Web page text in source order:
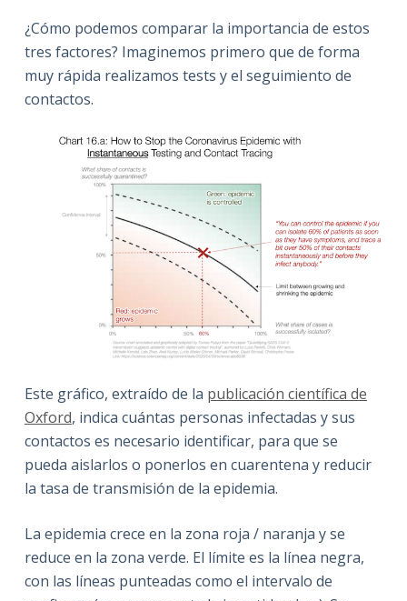
¿Cómo podemos comparar la importancia de estos
tres factores? Imaginemos primero que de forma
muy rápida realizamos tests y el seguimiento de
contactos.
Este gráfico, extraído de la publicación científica de
Oxford, indica cuántas personas infectadas y sus
contactos es necesario identificar, para que se
pueda aislarlos o ponerlos en cuarentena y reducir
la tasa de transmisión de la epidemia.
La epidemia crece en la zona roja / naranja y se
reduce en la zona verde. El límite es la línea negra,
con las líneas punteadas como el intervalo de